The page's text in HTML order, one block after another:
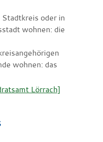
oder in
wohnen: die
wohnen: das
Lörrach]